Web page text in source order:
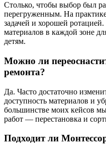
Столько, чтобы выбор был
перегруженным. На
задачей и хорошей
материалов в каждой зоне
детям.
Можно ли
ремонта?
Да. Часто достаточно
доступность материалов и
большинстве моих кейсов
работ — перестановка и
Подходит ли